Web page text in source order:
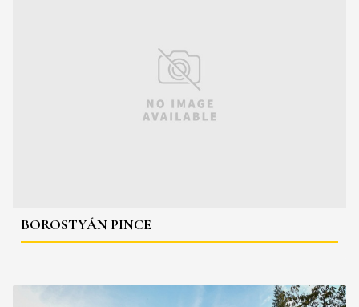
BOROSTYÁN PINCE